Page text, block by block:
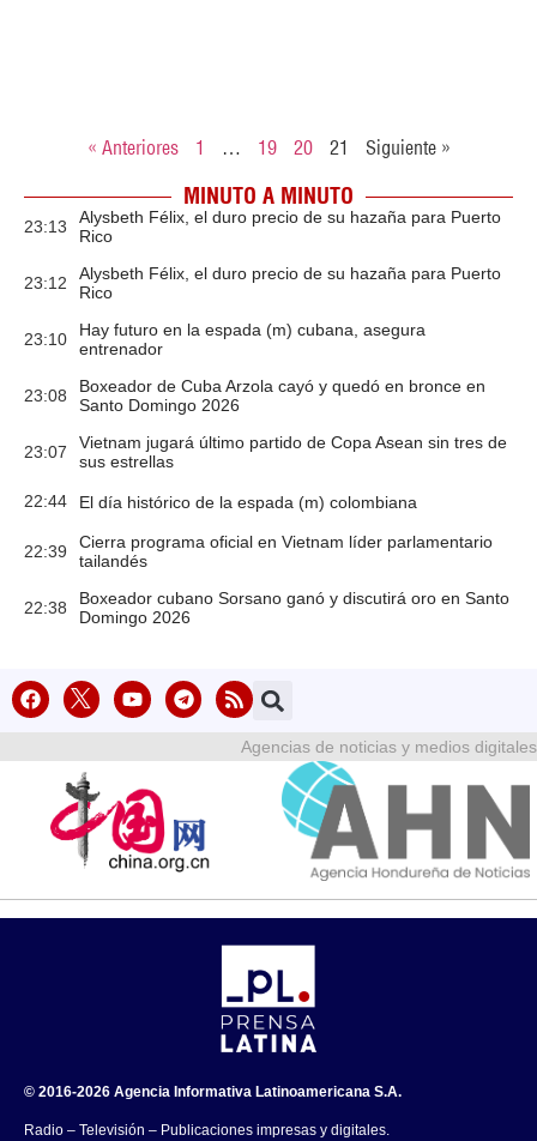
« Anteriores 1 … 19 20 21 Siguiente »
MINUTO A MINUTO
23:13
Alysbeth Félix, el duro precio de su hazaña para Puerto
Rico
23:12
Alysbeth Félix, el duro precio de su hazaña para Puerto
Rico
23:10
Hay futuro en la espada (m) cubana, asegura
entrenador
23:08
Boxeador de Cuba Arzola cayó y quedó en bronce en
Santo Domingo 2026
23:07
Vietnam jugará último partido de Copa Asean sin tres de
sus estrellas
22:44 El día histórico de la espada (m) colombiana
22:39
Cierra programa oficial en Vietnam líder parlamentario
tailandés
22:38
Boxeador cubano Sorsano ganó y discutirá oro en Santo
Domingo 2026
Agencias de noticias y medios digitales
© 2016-2026 Agencia Informativa Latinoamericana S.A.
Radio – Televisión – Publicaciones impresas y digitales.